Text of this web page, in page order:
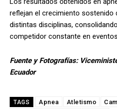
reflejan el crecimiento sostenido
distintas disciplinas,
competidor constante en
Fuente y Fotografías:
Ecuador
TAGS Apnea Atletismo